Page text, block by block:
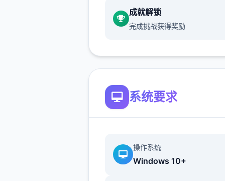
Caribdis工作室的扛鼎之作。
你是否曾玩过，此次更新都值
【 获取与安装 】
实现零门槛安装。别错过2025
值得下载的视觉小说神作——
成就解锁
完成挑战获得奖励
系统要求
操作系统
Windows 10+